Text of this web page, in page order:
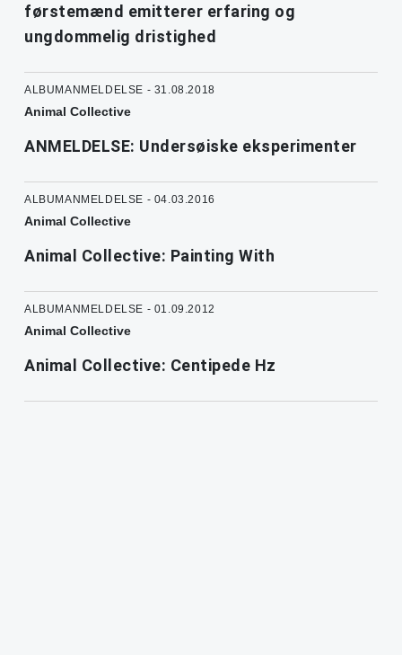
førstemænd emitterer erfaring og
ungdommelig dristighed
ALBUMANMELDELSE - 31.08.2018
Animal Collective
ANMELDELSE: Undersøiske eksperimenter
ALBUMANMELDELSE - 04.03.2016
Animal Collective
Animal Collective: Painting With
ALBUMANMELDELSE - 01.09.2012
Animal Collective
Animal Collective: Centipede Hz